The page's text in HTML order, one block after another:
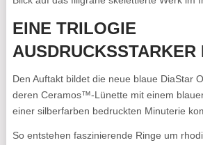
EINE TRILOGIE
AUSDRUCKSSTARKER
Den Auftakt bildet die neue blaue DiaStar
deren Ceramos™-Lünette mit einem
einer silberfarben bedruckten Minuterie
So entstehen faszinierende Ringe um